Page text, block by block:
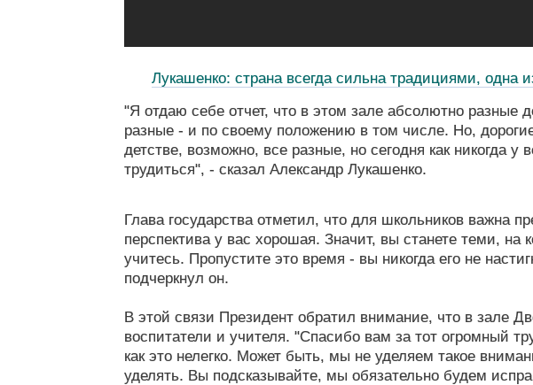
Лукашенко: страна всегда сильна традициями, одна
"Я отдаю себе отчет, что в этом зале абсолютно разные
разные - и по своему положению в том числе. Но,
детстве, возможно, все разные, но сегодня как никогда
трудиться", - сказал Александр Лукашенко.
Глава государства отметил, что для школьников важна
перспектива у вас хорошая. Значит, вы станете теми, на
учитесь. Пропустите это время - вы никогда его не
подчеркнул он.
В этой связи Президент обратил внимание, что в зале
воспитатели и учителя. "Спасибо вам за тот огромный
как это нелегко. Может быть, мы не уделяем такое
уделять. Вы подсказывайте, мы обязательно будем